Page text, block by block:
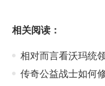
相关阅读：
相对而言看沃玛统
传奇公益战士如何